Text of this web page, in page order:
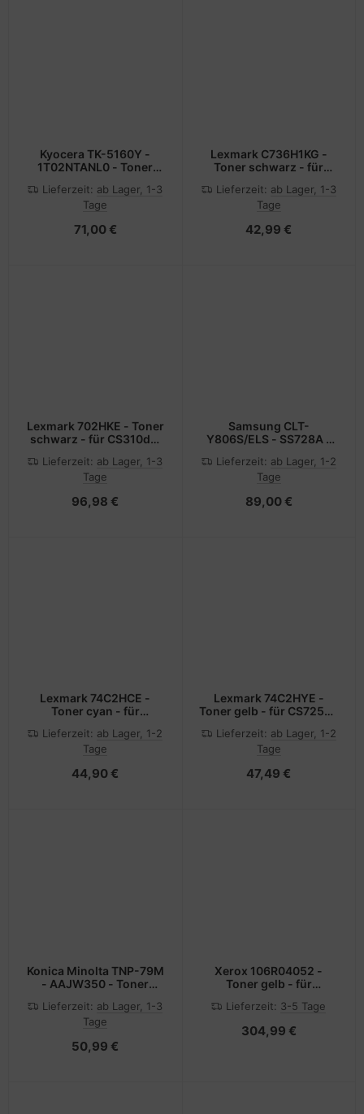
Kyocera TK-5160Y -
1T02NTANL0 - Toner
P7040cdn,
P7040cdn/KL3
Lieferzeit: ab Lager, 1-3
Tage
71,00 €
Lexmark C736H1KG -
Toner schwarz - für
X736de 738de 738dte
Lieferzeit: ab Lager, 1-3
Tage
42,99 €
Lexmark 702HKE - Toner
schwarz - für CS310dn,
CS410dtn, CS410n,
CS510de, CS510dte
Lieferzeit: ab Lager, 1-3
Tage
96,98 €
Samsung CLT-
Y806S/ELS - SS728A -
MultiXpress X7400GX,
X7400LX, X7500GX,
X7600LX
Lieferzeit: ab Lager, 1-2
Tage
89,00 €
Lexmark 74C2HCE -
Toner cyan - für
Lieferzeit: ab Lager, 1-2
Tage
44,90 €
Lexmark 74C2HYE -
Toner gelb - für CS725de
Lieferzeit: ab Lager, 1-2
Tage
47,49 €
Konica Minolta TNP-79M
- AAJW350 - Toner
C3350i
Lieferzeit: ab Lager, 1-3
Tage
50,99 €
Xerox 106R04052 -
Toner gelb - für
C8000V/DTM
Lieferzeit: 3-5 Tage
304,99 €